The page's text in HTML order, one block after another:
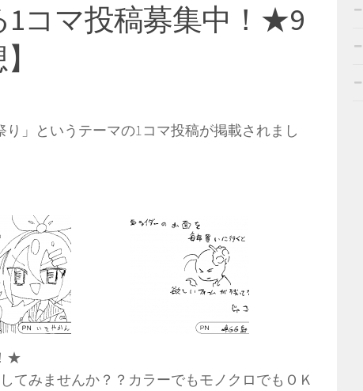
コマ投稿募集中！★9
」というテーマの1コマ投稿が掲載されまし
★
てみませんか？？カラーでもモノクロでもＯＫ